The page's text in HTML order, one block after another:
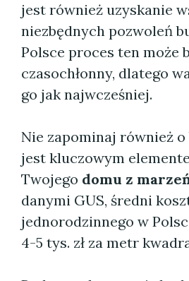
jest również uzyskanie
niezbędnych pozwoleń
Polsce proces ten może
czasochłonny, dlatego
go jak najwcześniej.
Nie zapominaj również
jest kluczowym
Twojego domu z
danymi GUS, średni
jednorodzinnego w
4-5 tys. zł za metr